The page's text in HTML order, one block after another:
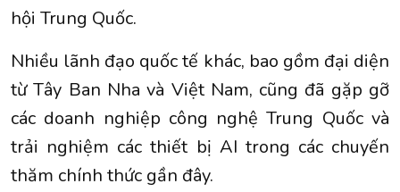
hội Trung Quốc.
Nhiều lãnh đạo quốc tế khác, bao gồm đại diện
từ Tây Ban Nha và Việt Nam, cũng đã gặp gỡ
các doanh nghiệp công nghệ Trung Quốc và
trải nghiệm các thiết bị AI trong các chuyến
thăm chính thức gần đây.